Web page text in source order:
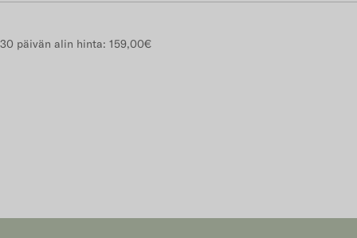
30 päivän alin hinta: 159,00€